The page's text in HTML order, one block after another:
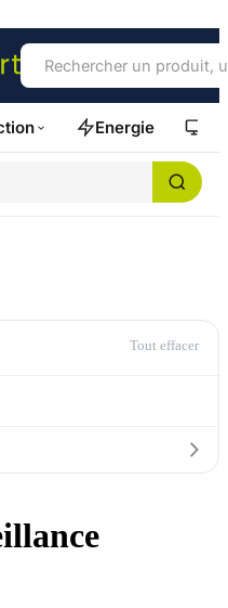
Energie
Tout effacer